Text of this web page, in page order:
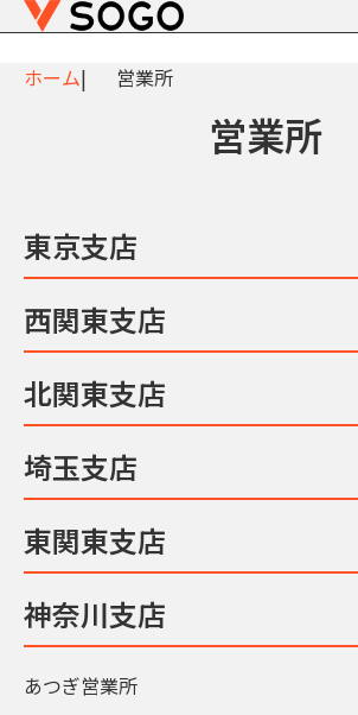
ホーム 営業所
営業所
東京支店
西関東支店
北関東支店
埼玉支店
東関東支店
神奈川支店
あつぎ営業所